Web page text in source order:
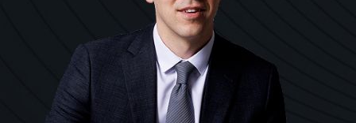
Кейс №5
Возврат потраченных
на гос контракт
средств